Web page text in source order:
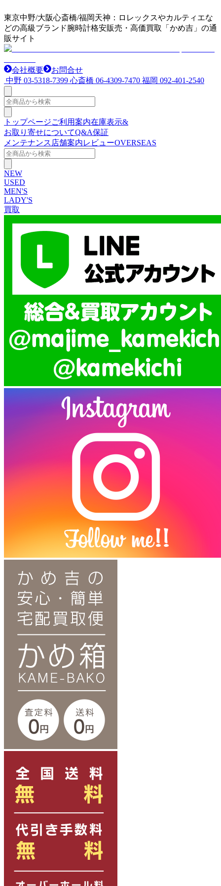
東京中野/大阪心斎橋/福岡天神：ロレックスやカルティエな
どの高級ブランド腕時計格安販売・高価買取「かめ吉」の通
販サイト
会社概要
お問合せ
中野 03-5318-7399 心斎橋 06-4309-7470 福岡 092-401-2540
トップページご利用案内在庫表示&
お取り寄せについてQ&A保証
メンテナンス 店舗案内レビューOVERSEAS
NEW
USED
MEN'S
LADY'S
買取